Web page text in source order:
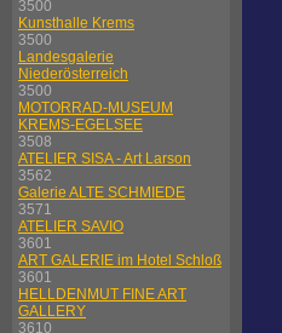
3500
Kunsthalle Krems
3500
Landesgalerie
Niederösterreich
3500
MOTORRAD-MUSEUM
KREMS-EGELSEE
3508
ATELIER SISA - Art Larson
3562
Galerie ALTE SCHMIEDE
3571
ATELIER SAVIO
3601
ART GALERIE im Hotel Schloß
3601
HELLDENMUT FINE ART
GALLERY
3610